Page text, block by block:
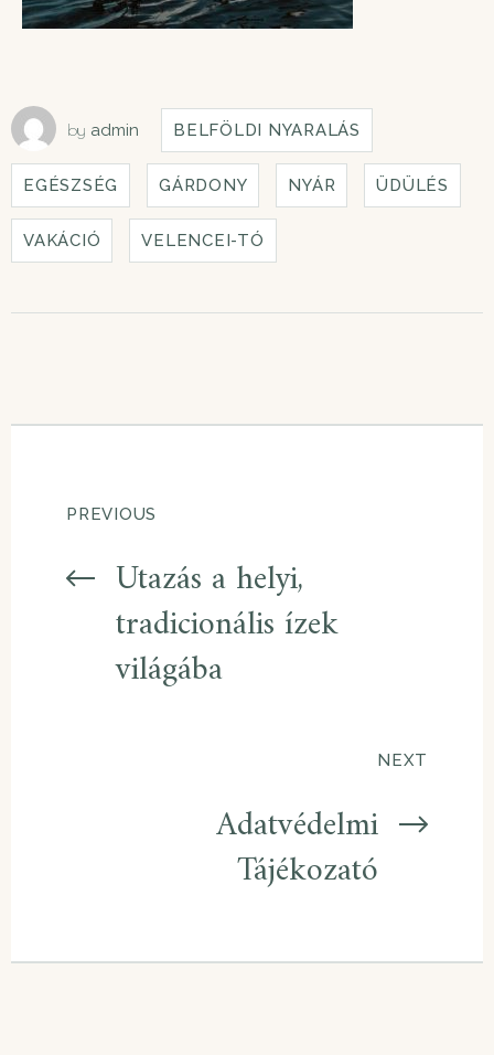
by admin BELFÖLDI NYARALÁS
EGÉSZSÉG GÁRDONY NYÁR ÜDÜLÉS
VAKÁCIÓ VELENCEI-TÓ
PREVIOUS
Utazás a helyi,
tradicionális ízek
világába
NEXT
Adatvédelmi
Tájékozató